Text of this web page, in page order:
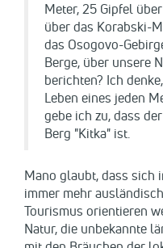
Meter, 25 Gipfel
über das Korabski-
das Osogovo-
Berge, über unsere
berichten? Ich
Leben eines jeden
gebe ich zu, dass
Berg "Kitka" ist.
Mano glaubt, dass sich
immer mehr
Tourismus orientieren
Natur, die unbekannte